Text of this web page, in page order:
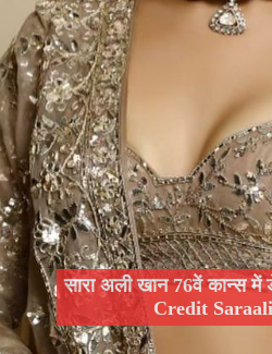
सारा अली खान 76वें कान्स में
Credit